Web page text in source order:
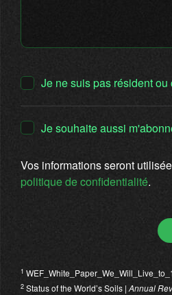
Je ne suis pas résident
Je souhaite aussi
Vos informations seront
politique de confidentialité.
1
2 Status of the World’s Soils | Annual